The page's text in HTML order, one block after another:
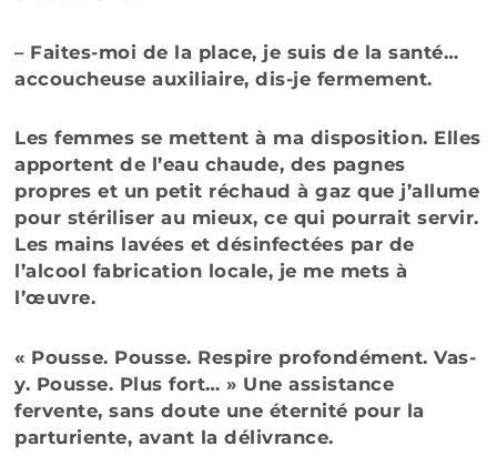
– Faites-moi de la place, je suis de la santé…
accoucheuse auxiliaire, dis-je fermement.
Les femmes se mettent à ma disposition. Elles
apportent de l’eau chaude, des pagnes
propres et un petit réchaud à gaz que j’allume
pour stériliser au mieux, ce qui pourrait servir.
Les mains lavées et désinfectées par de
l’alcool fabrication locale, je me mets à
l’œuvre.
« Pousse. Pousse. Respire profondément. Vas-
y. Pousse. Plus fort… » Une assistance
fervente, sans doute une éternité pour la
parturiente, avant la délivrance.